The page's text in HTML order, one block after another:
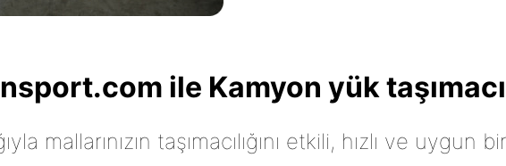
ile Kamyon yük
mallarınızın taşımacılığını etkili, hızlı ve